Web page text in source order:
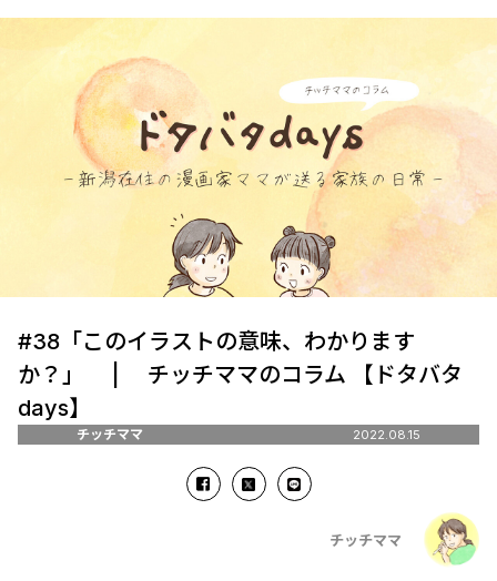
#38「このイラストの意味、わかります
か？」 | チッチママのコラム 【ドタバタ
days】
チッチママ 2022.08.15
チッチママ